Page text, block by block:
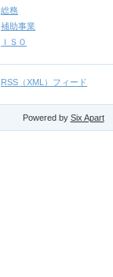
総務
補助事業
ＩＳＯ
RSS（XML）フィード
Powered by Six Apart